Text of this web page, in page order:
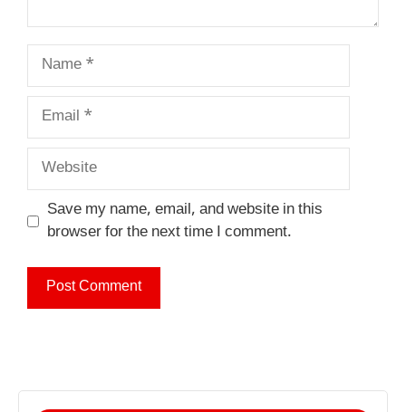
Name
Email
Website
Save my name, email, and website in this
browser for the next time I comment.